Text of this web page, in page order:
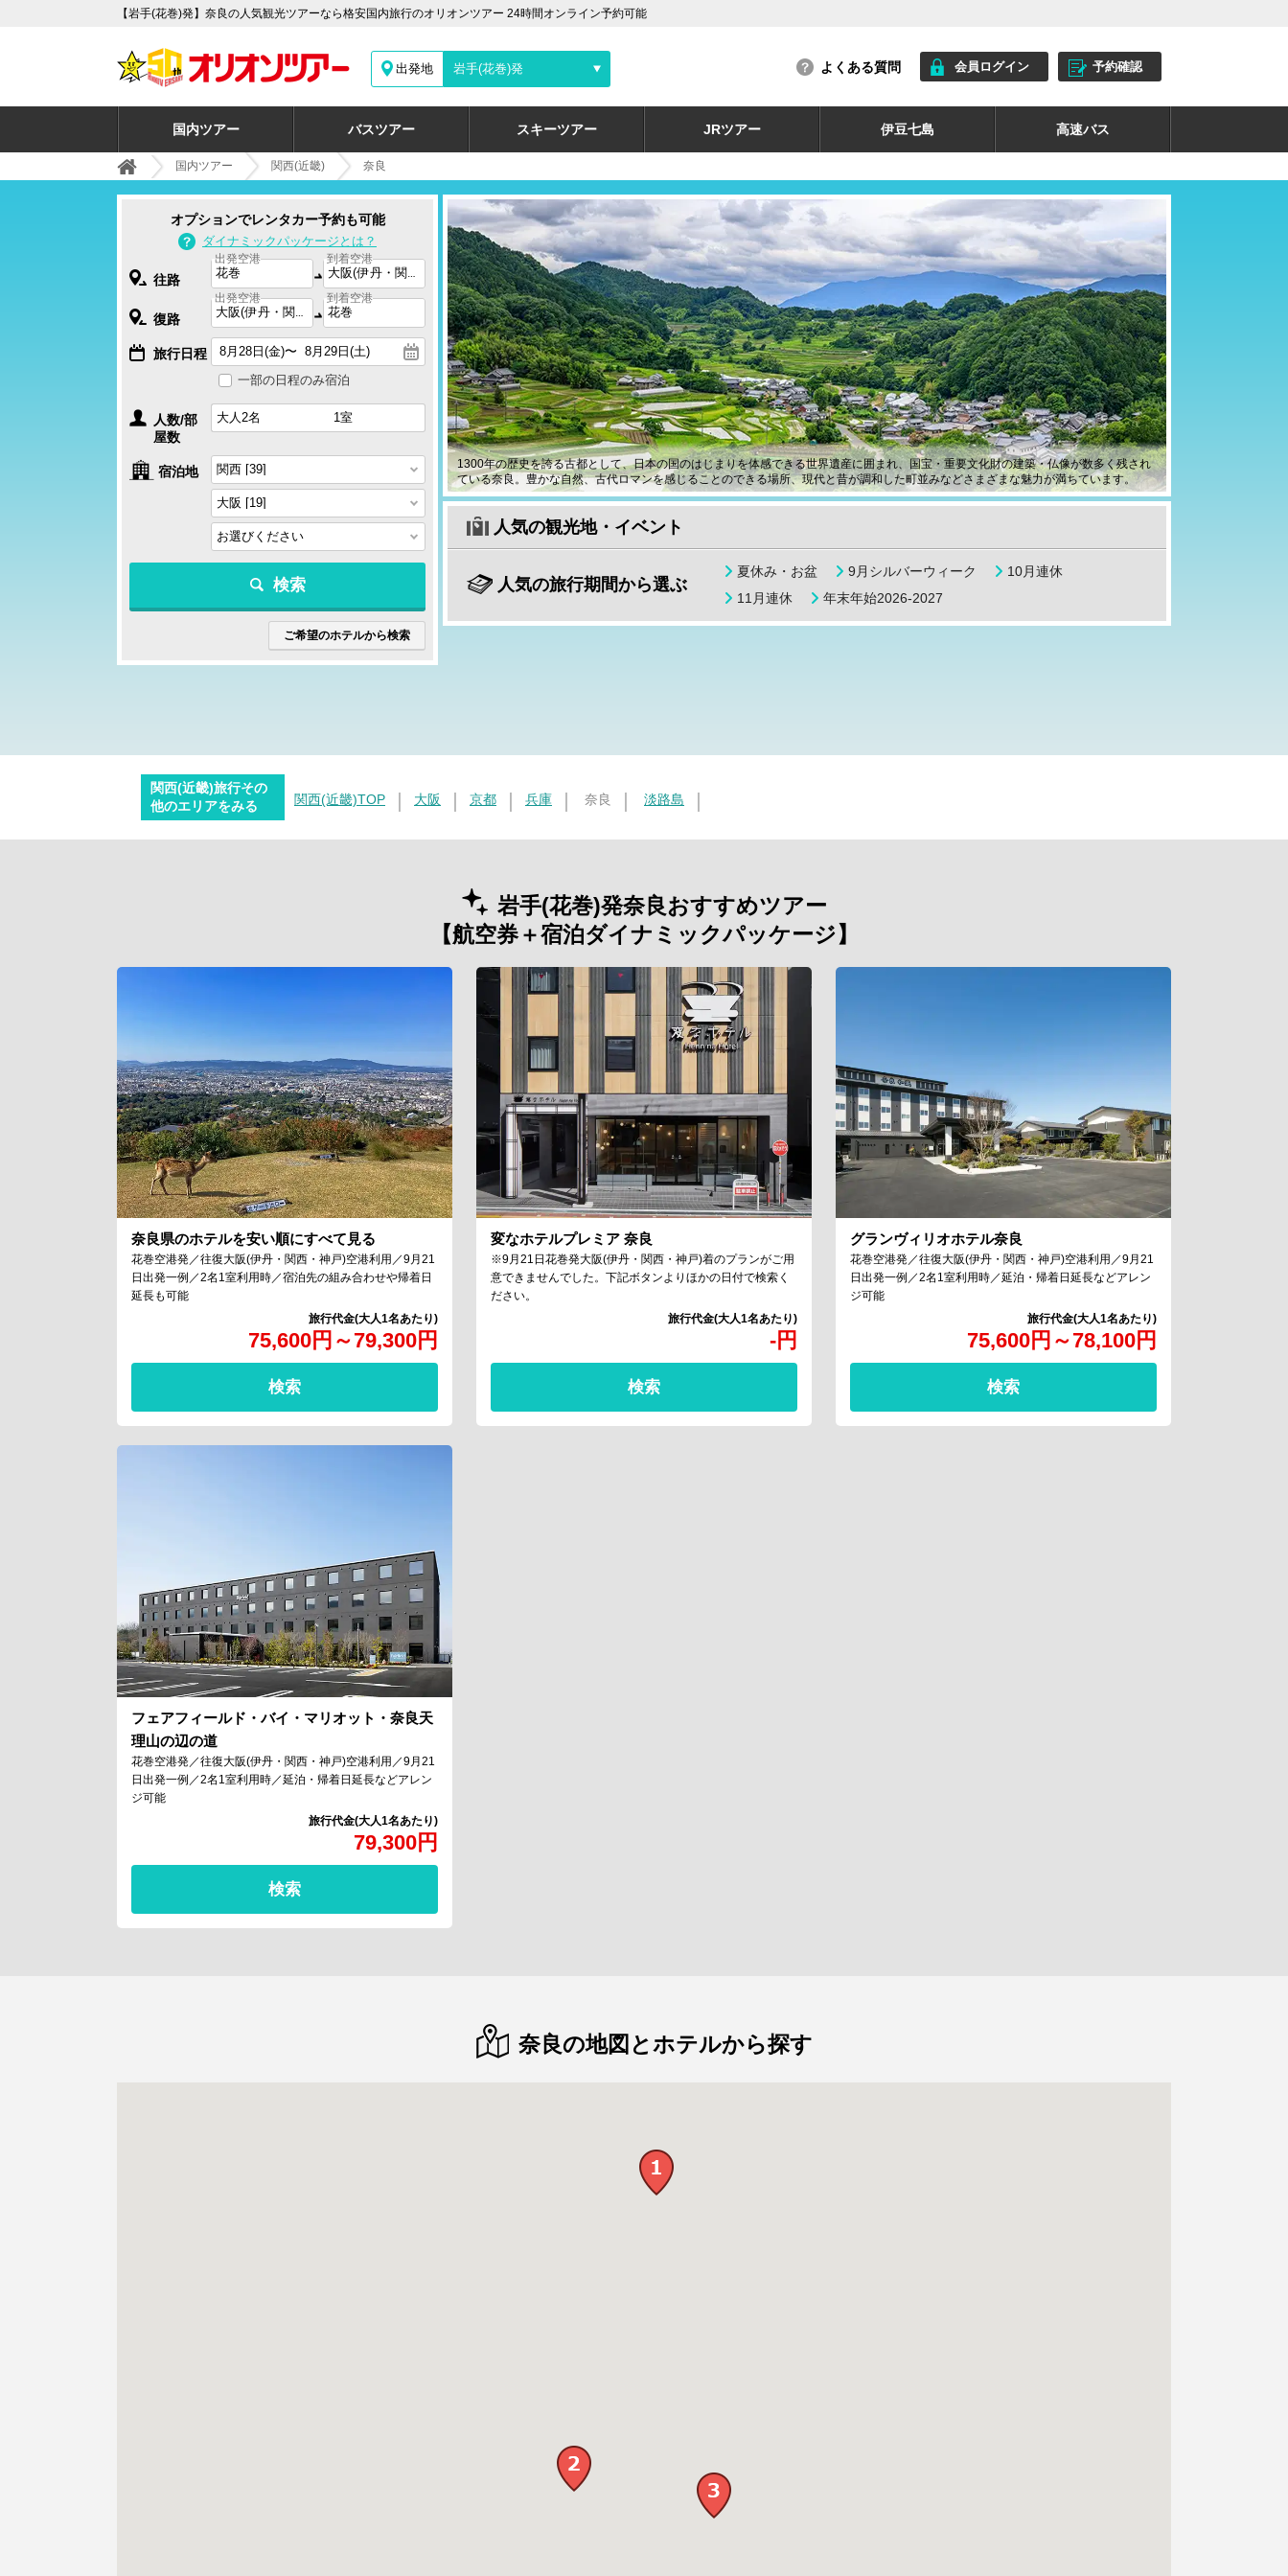
【岩手(花巻)発】奈良の人気観光ツアーなら格安国内旅行のオリオンツアー 24時間オンライン予約可能
出発地 岩手(花巻)発 よくある質問 会員ログイン 予約確認
国内ツアー バスツアー スキーツアー JRツアー 伊豆七島 高速バス
国内ツアー 関西(近畿) 奈良
1300年の歴史を誇る古都として、日本の国のはじまりを体感できる世界遺産に囲まれ、国宝・重要文化財の建築・仏像が数多く残され
ている奈良。豊かな自然、古代ロマンを感じることのできる場所、現代と昔が調和した町並みなどさまざまな魅力が満ちています。
人気の観光地・イベント
人気の旅行期間から選ぶ
夏休み・お盆 9月シルバーウィーク
10月連休
11月連休
年末年始2026-2027
オプションでレンタカー予約も可能
ダイナミックパッケージとは？
往路
出発空港 到着空港
復路
出発空港 到着空港
旅行日程
一部の日程のみ宿泊
人数/部
屋数
宿泊地
検索
ご希望のホテルから検索
関西(近畿)旅行その
他のエリアをみる
関西(近畿)TOP 大阪 京都 兵庫 奈良 淡路島
岩手(花巻)発奈良おすすめツアー
【航空券＋宿泊ダイナミックパッケージ】
奈良県のホテルを安い順にすべて見る
75,600円 ～79,300円
花巻空港発／往復大阪(伊丹・関西・神戸)空港利用／9月21
日出発一例／2名1室利用時／宿泊先の組み合わせや帰着日
延長も可能
検索
変なホテルプレミア 奈良
-円
※9月21日花巻発大阪(伊丹・関西・神戸)着のプランがご用
意できませんでした。下記ボタンよりほかの日付で検索く
ださい。
検索
グランヴィリオホテル奈良
75,600円 ～78,100円
花巻空港発／往復大阪(伊丹・関西・神戸)空港利用／9月21
日出発一例／2名1室利用時／延泊・帰着日延長などアレン
ジ可能
検索
フェアフィールド・バイ・マリオット・奈良天
理山の辺の道
79,300円
花巻空港発／往復大阪(伊丹・関西・神戸)空港利用／9月21
日出発一例／2名1室利用時／延泊・帰着日延長などアレン
ジ可能
検索
奈良の地図とホテルから探す